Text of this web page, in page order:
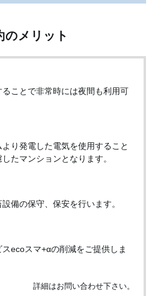
のメリット
ことで非常時には夜間も利用可
り発電した電気を使用すること
たマンションとなります。
備の保守、保安を行います。
ecoスマ+αの削減をご提供しま
詳細はお問い合わせ下さい。